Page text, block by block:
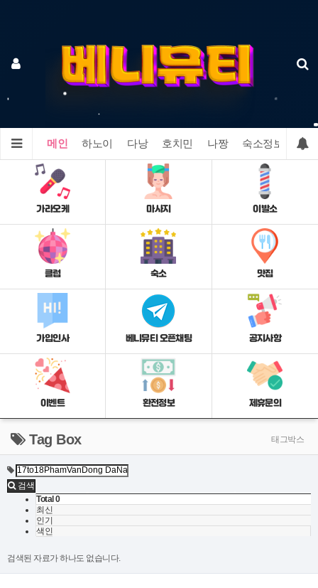
메인 하노이 다낭 호치민 나짱 숙소정보 맛
가라오케 마사지 이발소
클럽 숙소 맛집
가입인사 베니뮤티 오픈채팅 공지사항
이벤트 환전정보 제휴문의
Tag Box 태그박스
검색
Total 0
최신
인기
색인
검색된 자료가 하나도 없습니다.